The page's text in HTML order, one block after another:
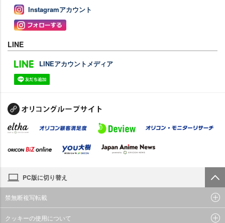
Instagramアカウント
LINE
LINEアカウントメディア
PC版に切り替え
禁無断複写転載
クッキーの使用について